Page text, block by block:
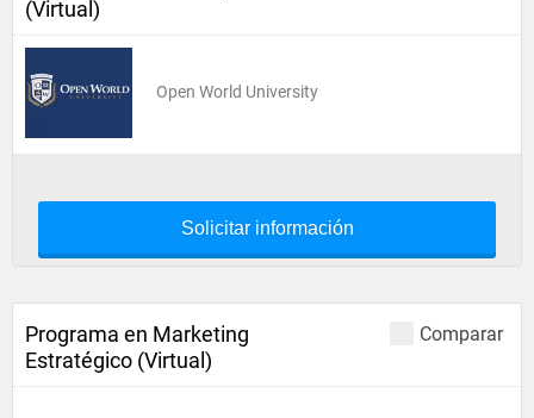
(Virtual)
Open World University
Solicitar información
Comparar
Programa en Marketing
Estratégico (Virtual)